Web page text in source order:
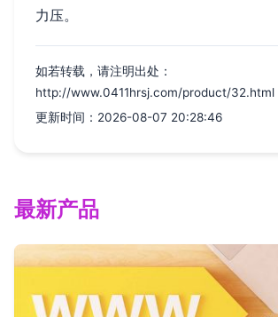
力压。
如若转载，请注明出处：
http://www.0411hrsj.com/product/32.html
更新时间：2026-08-07 20:28:46
最新产品